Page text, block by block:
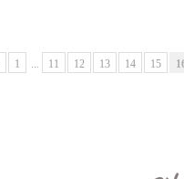
1 ... 11 12 13 14 15